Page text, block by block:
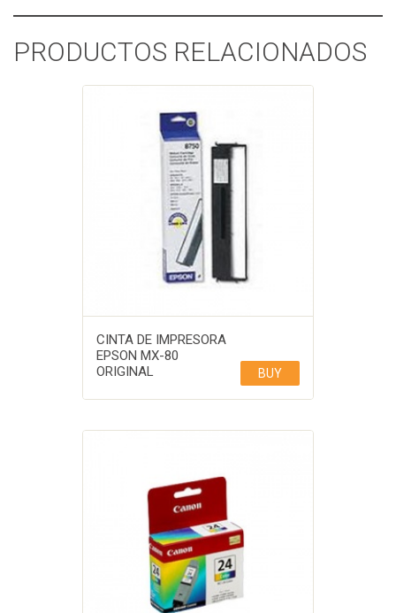
PRODUCTOS RELACIONADOS
CINTA DE IMPRESORA
EPSON MX-80
ORIGINAL
BUY